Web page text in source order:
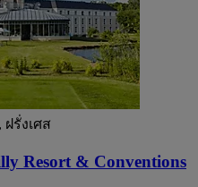
รั่งเศส
Resort & Conventions